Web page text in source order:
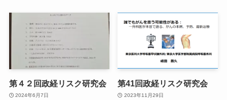
第４２回政経リスク研究会
2024年6月7日
第41回政経リスク研究会
2023年11月29日